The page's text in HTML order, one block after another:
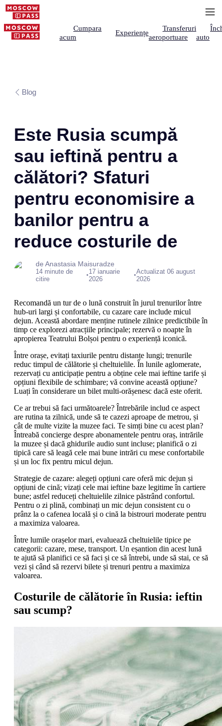
Cumpara
acum
Experiențe
Transferuri
aeroportuare
auto
Blog
Este Rusia scumpă
sau ieftină pentru a
călători? Sfaturi
pentru economisire a
banilor pentru a
reduce costurile de
de Anastasia Maisuradze
14 minute de
citire
•17 ianuarie
2026
•Actualizat 06 august
2026
Recomandă un tur de o lună construit în jurul trenurilor între
hub-uri largi și confortabile, cu cazare care include micul
dejun. Această abordare menține rutinele zilnice predictibile în
timp ce explorezi atracțiile principale; rezervă o noapte în
apropierea Teatrului Bolșoi pentru o experiență iconică.
Între orașe, evitați taxiurile pentru distanțe lungi; trenurile
reduc timpul de călătorie și cheltuielile. În lunile aglomerate,
rezervați cu anticipație pentru a obține cele mai ieftine tarife și
opțiuni flexibile de schimbare; vă convine această opțiune?
Luați în considerare un bilet multi-orășenesc dacă este oferit.
Ce ar trebui să faci următoarele? Întrebările includ ce aspect
are rutina ta zilnică, unde să te cazezi aproape de metrou, și
cât de multe vizite la muzee faci. Te simți bine cu acest plan?
Întreabă concierge despre abonamentele pentru oraș, intrările
la muzee și dacă ghidurile audio sunt incluse; planifică o zi
tipică care să leagă cele mai bune intrări cu mese confortabile
și un loc fix pentru micul dejun.
Strategie de cazare: alegeți opțiuni care oferă mic dejun și
opțiuni de cină; vizați cele mai ieftine baze legitime în cartiere
bune; astfel reduceți cheltuielile zilnice păstrând confortul.
Pentru o zi plină, combinați un mic dejun consistent cu o
prânz la o cafenea locală și o cină la bistrouri moderate pentru
a maximiza valoarea.
Între lumile orașelor mari, evaluează cheltuielile tipice pe
categorii: cazare, mese, transport. Un eșantion din acest lună
te ajută să planifici ce să faci și ce să întrebi, unde să stai, ce să
vezi și când să rezervi bilete și trenuri pentru a maximiza
valoarea.
Costurile de călătorie în Rusia: ieftin
sau scump?